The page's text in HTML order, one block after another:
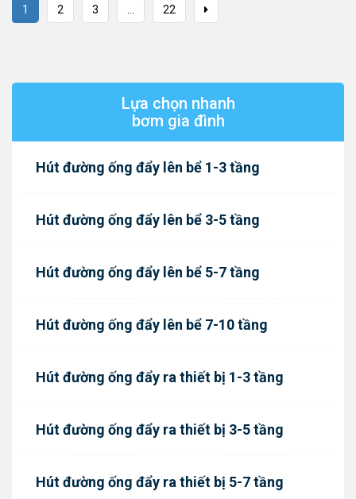
1 2 3 22
Lựa chọn nhanh
bơm gia đình
Hút đường ống đẩy lên bể 1-3 tầng
Hút đường ống đẩy lên bể 3-5 tầng
Hút đường ống đẩy lên bể 5-7 tầng
Hút đường ống đẩy lên bể 7-10 tầng
Hút đường ống đẩy ra thiết bị 1-3 tầng
Hút đường ống đẩy ra thiết bị 3-5 tầng
Hút đường ống đẩy ra thiết bị 5-7 tầng